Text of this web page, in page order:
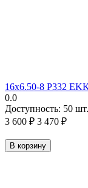
16х6.50-8 P332
0.0
Доступность: 50 шт.
3 600 ₽ 3 470 ₽
В корзину